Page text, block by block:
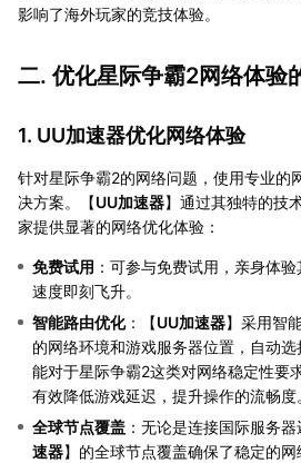
影响了海外玩家的竞技体验。
二. 优化星际争霸2网络体验
1. UU加速器优化网络体验
针对星际争霸2的网络问题，使用专业的
决方案。【UU加速器】通过其独特的技
家提供显著的网络优化体验：
免费试用 ：可参与免费试用，亲身体
速度即刻飞升。
智能路由优化：【UU加速器】采用智
的网络环境和游戏服务器位置，自动
能对于星际争霸2这类对网络稳定性要
有效降低游戏延迟，提升操作的流畅度
全球节点覆盖 ：无论是连接国际服务
速器】的全球节点覆盖确保了稳定的